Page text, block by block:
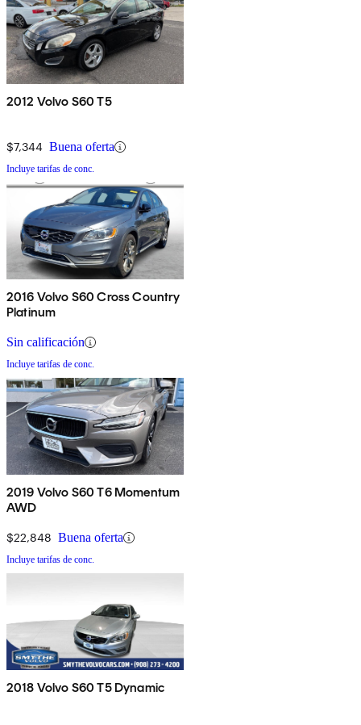
2012 Volvo S60 T5
$7,344 Buena oferta
Incluye tarifas de conc.
2016 Volvo S60 Cross Country
Platinum
Sin calificación
Incluye tarifas de conc.
2019 Volvo S60 T6 Momentum
AWD
$22,848 Buena oferta
Incluye tarifas de conc.
2018 Volvo S60 T5 Dynamic